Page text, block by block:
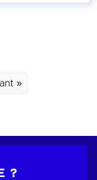
»
?